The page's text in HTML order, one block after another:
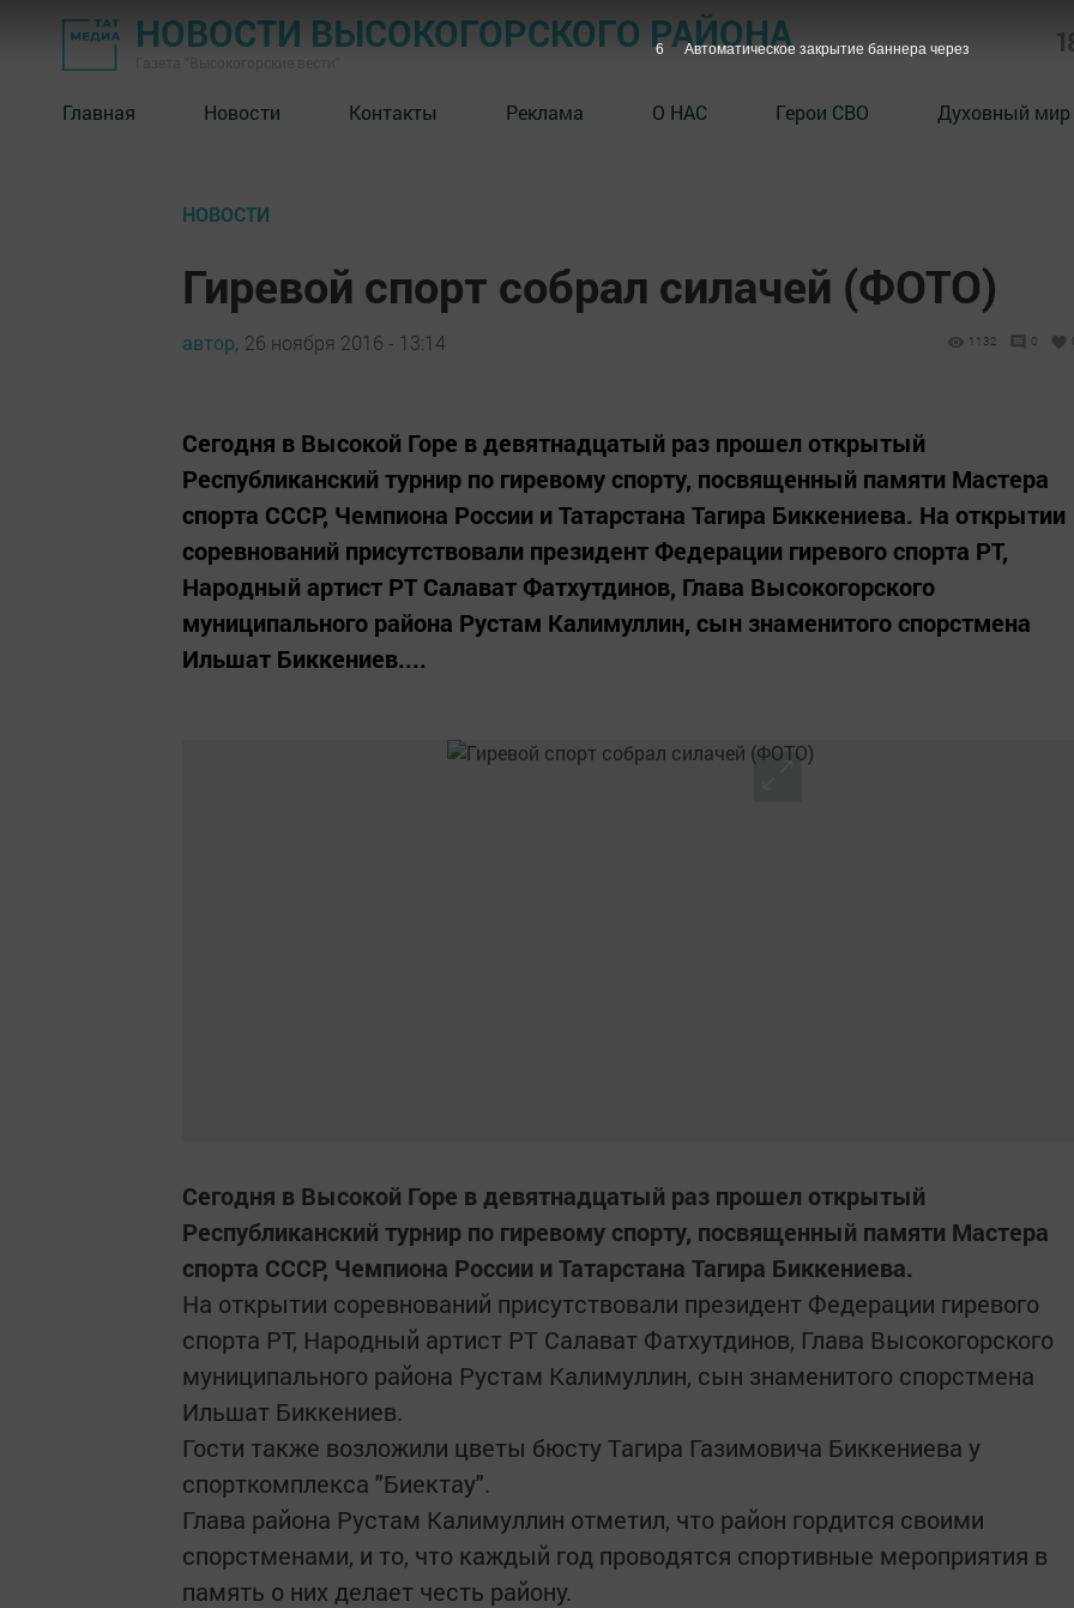
НОВОСТИ ВЫСОКОГОРСКОГО РАЙОНА
Главная Новости Контакты Реклама О НАС Герои СВО Духовный мир
НОВОСТИ
Гиревой спорт собрал силачей (ФОТО)
автор, 26 ноября 2016 - 13:14 1132 0
Сегодня в Высокой Горе в девятнадцатый раз прошел открытый
Республиканский турнир по гиревому спорту, посвященный памяти Мастера
спорта СССР, Чемпиона России и Татарстана Тагира Биккениева. На открытии
соревнований присутствовали президент Федерации гиревого спорта РТ,
Народный артист РТ Салават Фатхутдинов, Глава Высокогорского
муниципального района Рустам Калимуллин, сын знаменитого спорстмена
Ильшат Биккениев....
Сегодня в Высокой Горе в девятнадцатый раз прошел открытый
Республиканский турнир по гиревому спорту, посвященный памяти Мастера
спорта СССР, Чемпиона России и Татарстана Тагира Биккениева.
На открытии соревнований присутствовали президент Федерации гиревого
спорта РТ, Народный артист РТ Салават Фатхутдинов, Глава Высокогорского
муниципального района Рустам Калимуллин, сын знаменитого спорстмена
Ильшат Биккениев.
Гости также возложили цветы бюсту Тагира Газимовича Биккениева у
спорткомплекса "Биектау".
Глава района Рустам Калимуллин отметил, что район гордится своими
спорстменами, и то, что каждый год проводятся спортивные мероприятия в
память о них делает честь району.
5 Автоматическое закрытие баннера через